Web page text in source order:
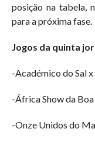
posição na tabela,
para a próxima fase.
Jogos da quinta
-Académico do Sal
-África Show da
-Onze Unidos do